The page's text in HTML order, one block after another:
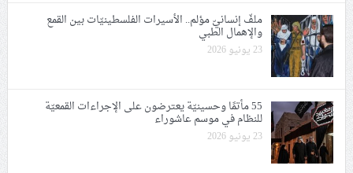
ملفّ إنسانيّ مؤلم.. الأسيرات الفلسطينيّات بين القمع
والإهمال الطبي
23 يونيو 2026
55 مأتمًا وحسينيّة يعترضون على الإجراءات القمعيّة
للنظام في موسم عاشوراء
23 يونيو 2026